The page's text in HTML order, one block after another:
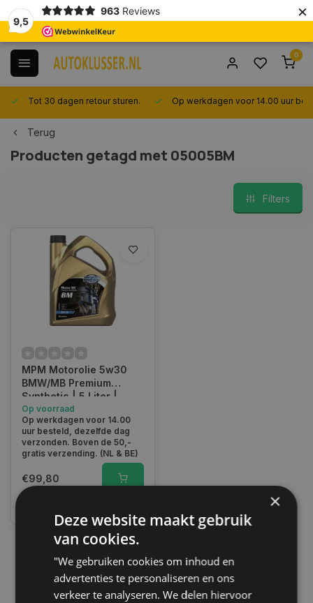
9,5
963 Reviews ×
0
Tot 30 dagen retour sturen. Op werkdagen voor 14.00 uur
Terug
Producten getagd met 05005BM
Filters
MPM Motorolie 5w30
BMW/MB Premium
Synthetic | 5 Liter |
05005BM
Op voorraad
Op werkdagen voor 14.00
uur besteld, dezelfde dag
verzonden. Boven de 50,-
gratis verzending. (NL & BE)
€99,80
1
×
Deze website maakt gebruik
van cookies.
"We gebruiken cookies om inhoud en
advertenties te personaliseren en ons
verkeer te analyseren. We delen hiervoor